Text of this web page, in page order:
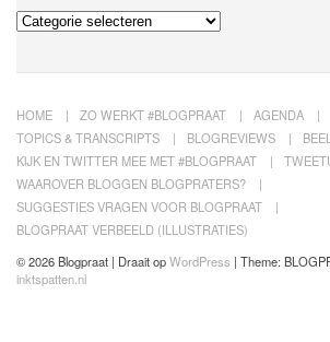
Kies
een
HOME ZO WERKT #BLOGPRAAT
AGENDA
TOPICS & TRANSCRIPTS
BLOGREVIEWS
KIJK EN TWITTER MEE MET #BLOGPRAAT
WAAROVER BLOGGEN BLOGPRATERS?
SUGGESTIES VRAGEN VOOR BLOGPRAAT
BLOGPRAAT VERBEELD (ILLUSTRATIES)
© 2026 Blogpraat | Draait opWordPress | Theme:
inktspatten.nl